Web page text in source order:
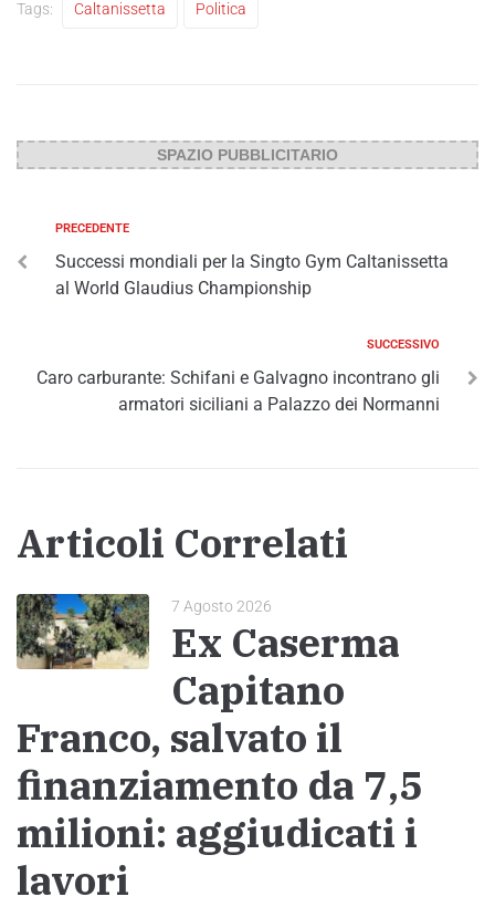
Tags: Caltanissetta Politica
SPAZIO PUBBLICITARIO
PRECEDENTE
Successi mondiali per la Singto Gym Caltanissetta
al World Glaudius Championship
SUCCESSIVO
Caro carburante: Schifani e Galvagno incontrano gli
armatori siciliani a Palazzo dei Normanni
Articoli Correlati
7 Agosto 2026
Ex Caserma
Capitano
Franco, salvato il
finanziamento da 7,5
milioni: aggiudicati i
lavori